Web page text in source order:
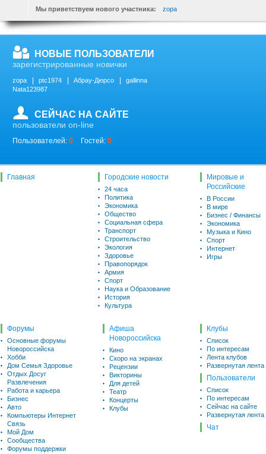
Мы приветствуем нового участника:
zopa
НОВЫЕ ПОЛЬЗОВАТЕЛИ
зарегистрированные новички
zopa ptc1974 Абрау-Дюрсо
gallinna
Nata123987
СЕЙЧАС НА САЙТЕ
пользователи on-line
Пользователей: 0 Гостей: 0
Главная Городские новости
24 часа
Политика
Экономика
Общество
Социальная сфера
Транспорт
Строительство
Экология
Здоровье
Правопорядок
Армия
Спорт
Наука и Образование
История
Культура
Мировые и
Российские
В России
В мире
Бизнес / Финансы
Экономика
Музыка и Кино
Спорт
Интернет
Игры
Форумы
Основные форумы
Новороссийска
Хобби
Дом Семья Здоровье
Отдых Досуг
Развлечения
Работа и карьера
Бизнес
Авто
Компьютеры Интернет
Связь
Мой Дом
Сообщества
Форумы поддержки
Афиша
Новороссийска
Кино
Скоро на экранах
Рецензии
Викторины
Для детей
Театр
Концерты
Клубы
Клубы
Список
По интересам
Лента клубов
Развернутая лента
Пользователи
Список
По интересам
Сейчас на сайте
Развернутая лента
Чат